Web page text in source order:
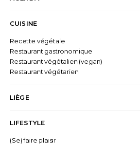
CUISINE
Recette végétale
Restaurant gastronomique
Restaurant végétalien (vegan)
Restaurant végétarien
LIÈGE
LIFESTYLE
(Se) faire plaisir